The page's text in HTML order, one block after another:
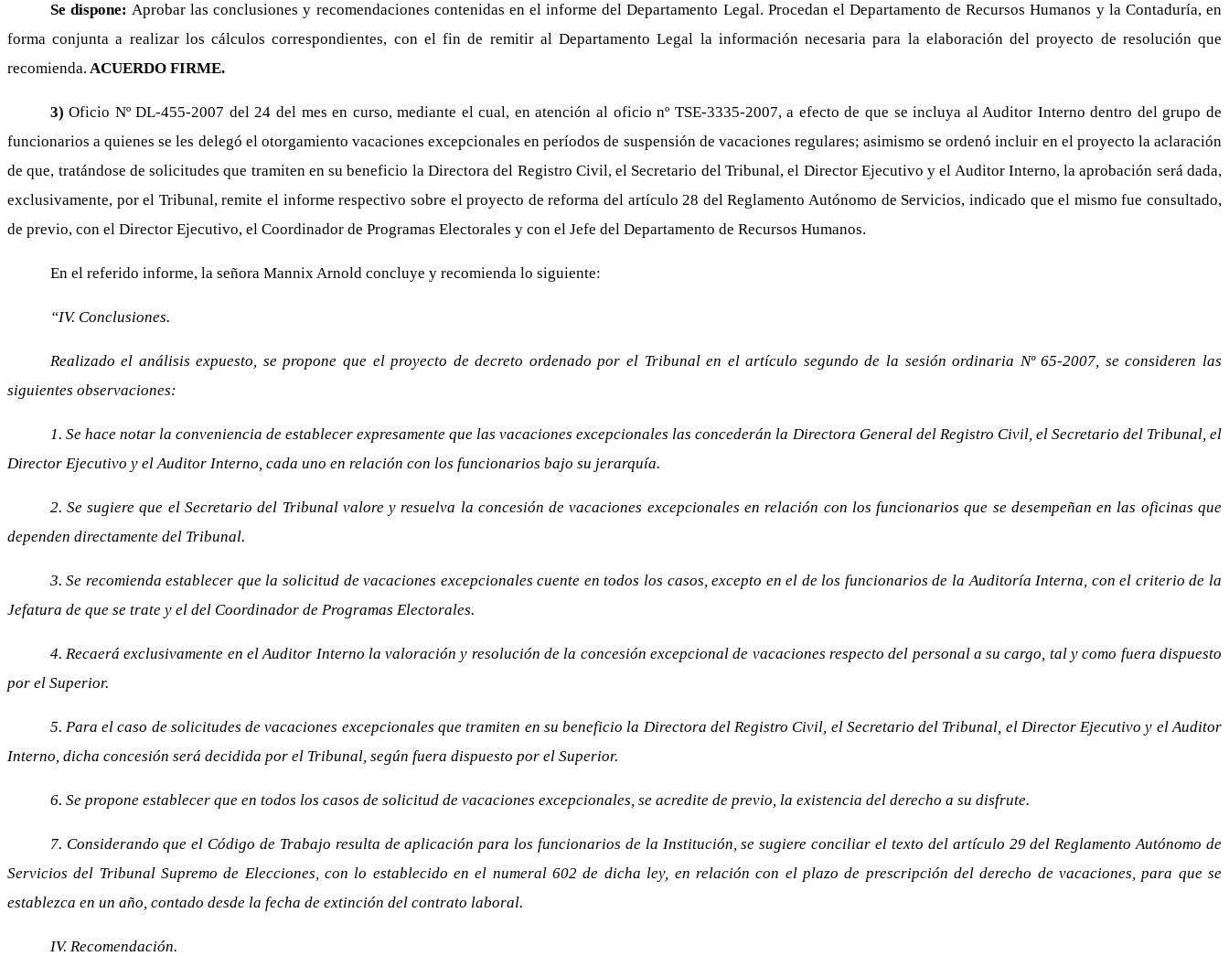
Se dispone: Aprobar las conclusiones y recomendaciones contenidas en el informe del Departamento Legal. Procedan el Departamento de Recursos Humanos y la Contaduría, en
forma conjunta a realizar los cálculos correspondientes, con el fin de remitir al Departamento Legal la información necesaria para la elaboración del proyecto de resolución que
recomienda. ACUERDO FIRME.
3) Oficio Nº DL-455-2007 del 24 del mes en curso, mediante el cual, en atención al oficio nº TSE-3335-2007, a efecto de que se incluya al Auditor Interno dentro del grupo de
funcionarios a quienes se les delegó el otorgamiento vacaciones excepcionales en períodos de suspensión de vacaciones regulares; asimismo se ordenó incluir en el proyecto la aclaración
de que, tratándose de solicitudes que tramiten en su beneficio la Directora del Registro Civil, el Secretario del Tribunal, el Director Ejecutivo y el Auditor Interno, la aprobación será dada,
exclusivamente, por el Tribunal, remite el informe respectivo sobre el proyecto de reforma del artículo 28 del Reglamento Autónomo de Servicios, indicado que el mismo fue consultado,
de previo, con el Director Ejecutivo, el Coordinador de Programas Electorales y con el Jefe del Departamento de Recursos Humanos.
En el referido informe, la señora Mannix Arnold concluye y recomienda lo siguiente:
“IV. Conclusiones.
Realizado el análisis expuesto, se propone que el proyecto de decreto ordenado por el Tribunal en el artículo segundo de la sesión ordinaria Nº 65-2007, se consideren las
siguientes observaciones:
1. Se hace notar la conveniencia de establecer expresamente que las vacaciones excepcionales las concederán la Directora General del Registro Civil, el Secretario del Tribunal, el
Director Ejecutivo y el Auditor Interno, cada uno en relación con los funcionarios bajo su jerarquía.
2. Se sugiere que el Secretario del Tribunal valore y resuelva la concesión de vacaciones excepcionales en relación con los funcionarios que se desempeñan en las oficinas que
dependen directamente del Tribunal.
3. Se recomienda establecer que la solicitud de vacaciones excepcionales cuente en todos los casos, excepto en el de los funcionarios de la Auditoría Interna, con el criterio de la
Jefatura de que se trate y el del Coordinador de Programas Electorales.
4. Recaerá exclusivamente en el Auditor Interno la valoración y resolución de la concesión excepcional de vacaciones respecto del personal a su cargo, tal y como fuera dispuesto
por el Superior.
5. Para el caso de solicitudes de vacaciones excepcionales que tramiten en su beneficio la Directora del Registro Civil, el Secretario del Tribunal, el Director Ejecutivo y el Auditor
Interno, dicha concesión será decidida por el Tribunal, según fuera dispuesto por el Superior.
6. Se propone establecer que en todos los casos de solicitud de vacaciones excepcionales, se acredite de previo, la existencia del derecho a su disfrute.
7. Considerando que el Código de Trabajo resulta de aplicación para los funcionarios de la Institución, se sugiere conciliar el texto del artículo 29 del Reglamento Autónomo de
Servicios del Tribunal Supremo de Elecciones, con lo establecido en el numeral 602 de dicha ley, en relación con el plazo de prescripción del derecho de vacaciones, para que se
establezca en un año, contado desde la fecha de extinción del contrato laboral.
IV. Recomendación.